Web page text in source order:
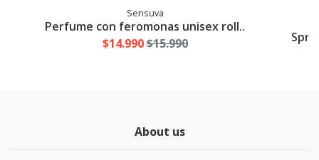
Sensuva
Perfume con feromonas unisex roll..
$14.990$15.990
About us